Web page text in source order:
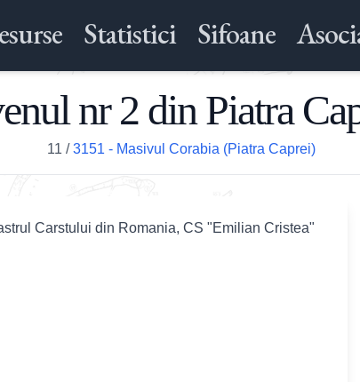
Statistici Sifoane
nr 2 din Piatra
11 /3151 - Masivul Corabia (Piatra Caprei)
Carstului din Romania, CS "Emilian Cristea"